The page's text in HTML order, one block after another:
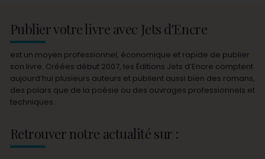
Publier votre livre avec Jets d'Encre
est un moyen professionnel, économique et rapide de publier
son livre. Créées début 2007, les Éditions Jets d’Encre comptent
aujourd’hui plusieurs auteurs et publient aussi bien des romans,
des polars que de la poésie ou des ouvrages professionnels et
techniques.
Retrouver notre actualité sur :